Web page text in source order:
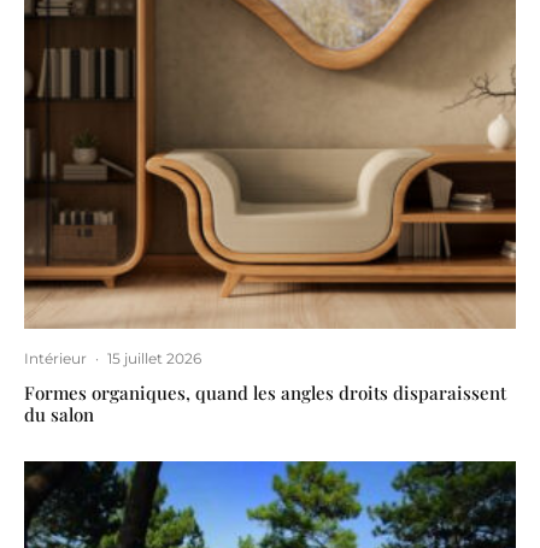
Intérieur · 15 juillet 2026
Formes organiques, quand les angles droits disparaissent
du salon